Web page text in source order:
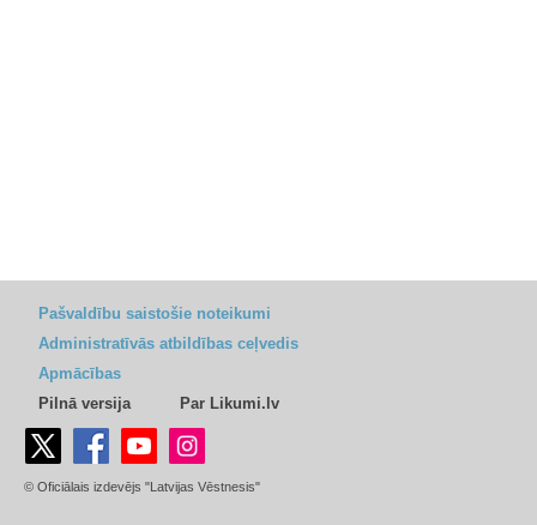
Pašvaldību saistošie noteikumi
Administratīvās atbildības ceļvedis
Apmācības
Pilnā versija
Par Likumi.lv
© Oficiālais izdevējs "Latvijas Vēstnesis"